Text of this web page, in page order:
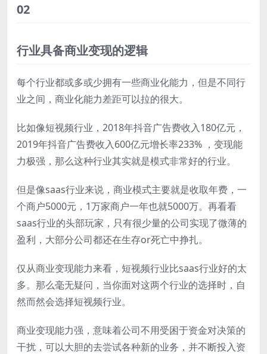
02
行业具备商业变现的逻辑
每个行业都或多或少拥有一些商业化能力，但是不同行
业之间，商业化能力差距可以拉的很大。
比如像短视频行业，2018年抖音广告费收入180亿元，
2019年抖音广告费收入600亿元增长率233% ，变现能
力极强，那么这种行业其实就是模式非常好的行业。
但是像saas行业来说，商业模式主要就是收取年费，一
个商户5000元，1万家商户一年也就5000万。再看看
saas行业的头部玩家，只有很少量的公司实现了微薄的
盈利，大部分公司都还在生存or死亡中挣扎。
仅从商业变现能力来看，短视频行业比saas行业好的太
多。那么毫无疑问，当你面对这两个行业的选择时，自
然而然会选择短视频行业。
商业变现能力强，意味着公司不用受困于资金对决策的
干扰，可以大胆的去尝试各种新的业务，并不断投入资